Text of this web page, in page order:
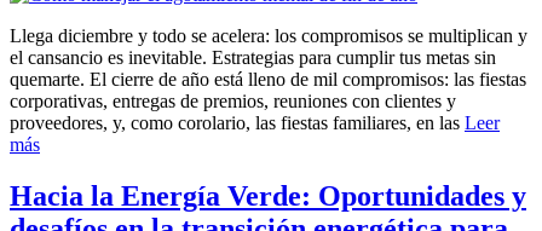
Llega diciembre y todo se acelera: los compromisos se multiplican y
el cansancio es inevitable. Estrategias para cumplir tus metas sin
quemarte. El cierre de año está lleno de mil compromisos: las fiestas
corporativas, entregas de premios, reuniones con clientes y
proveedores, y, como corolario, las fiestas familiares, en las Leer
más
Hacia la Energía Verde: Oportunidades y